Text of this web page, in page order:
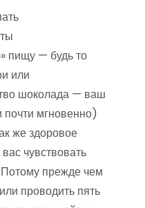
пищу — будь то
или
шоколада — ваш
мгновенно)
же здоровое
чувствовать
прежде чем
проводить пять